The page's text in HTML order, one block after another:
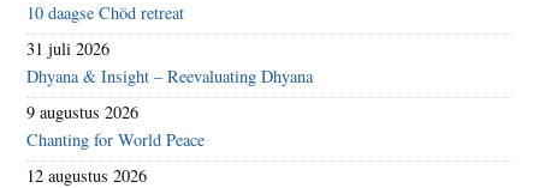
10 daagse Chöd retreat
31 juli 2026
Dhyana & Insight – Reevaluating Dhyana
9 augustus 2026
Chanting for World Peace
12 augustus 2026